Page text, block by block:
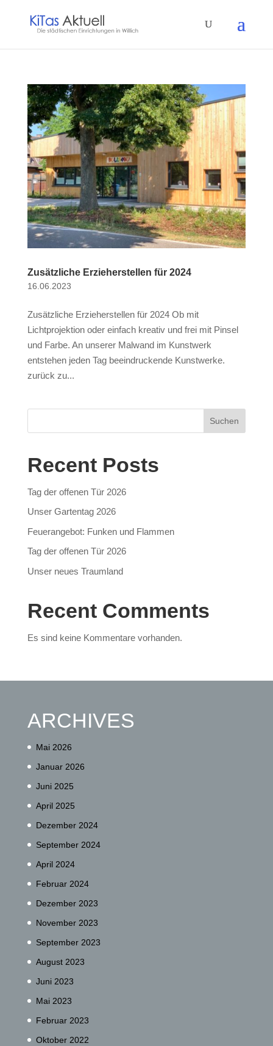
Zusätzliche Erzieherstellen für 2024
16.06.2023
Zusätzliche Erzieherstellen für 2024 Ob mit
Lichtprojektion oder einfach kreativ und frei mit Pinsel
und Farbe. An unserer Malwand im Kunstwerk
entstehen jeden Tag beeindruckende Kunstwerke.
zurück zu...
Suchen
Recent Posts
Tag der offenen Tür 2026
Unser Gartentag 2026
Feuerangebot: Funken und Flammen
Tag der offenen Tür 2026
Unser neues Traumland
Recent Comments
Es sind keine Kommentare vorhanden.
ARCHIVES
Mai 2026
Januar 2026
Juni 2025
April 2025
Dezember 2024
September 2024
April 2024
Februar 2024
Dezember 2023
November 2023
September 2023
August 2023
Juni 2023
Mai 2023
Februar 2023
Oktober 2022